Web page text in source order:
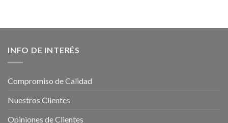
INFO DE INTERÉS
Compromiso de Calidad
Nuestros Clientes
Opiniones de Clientes